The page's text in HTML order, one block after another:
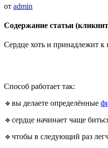
от admin
Содержание статьи
Сердце хоть и принадлежит
Способ работает так:
🔹вы делаете определённые
🔹сердце начинает чаще
🔹чтобы в следующий раз